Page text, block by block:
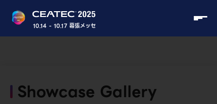
10.14 - 10.17 幕張メッセ
Showcase Gallery